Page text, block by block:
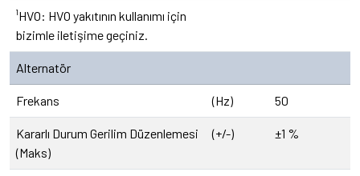
¹HVO: HVO yakıtının kullanımı için
bizimle iletişime geçiniz.
Alternatör
Frekans (Hz) 50
Kararlı Durum Gerilim Düzenlemesi
(Maks)
(+/-) ±1 %